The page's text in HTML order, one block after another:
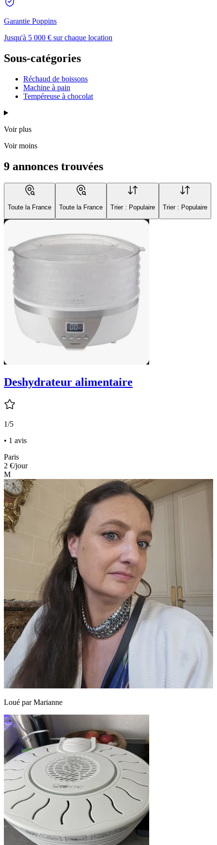
Garantie Poppins
Jusqu'à 5 000 € sur chaque location
Sous-catégories
Réchaud de boissons
Machine à pain
Tempéreuse à chocolat
Voir plus
Voir moins
9 annonces trouvées
Toute la France Toute la France Trier : Populaire Trier : Populaire
Deshydrateur alimentaire
1/5
• 1 avis
Paris
2 €/jour
M
Loué parMarianne